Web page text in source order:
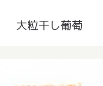
大粒干し葡萄